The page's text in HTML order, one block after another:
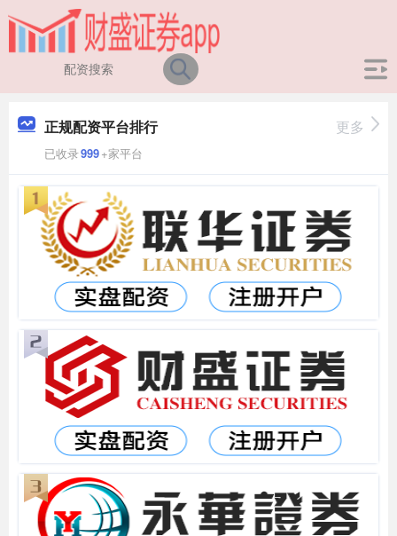
正规配资平台排行
已收录999+家平台
更多